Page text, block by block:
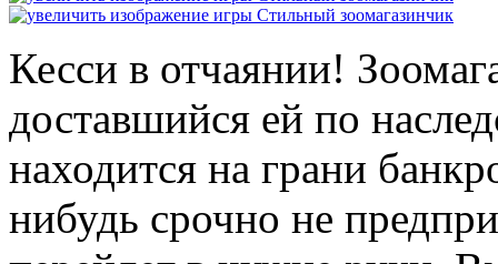
Кесси в отчаянии!
доставшийся ей по
находится на грани
нибудь срочно не